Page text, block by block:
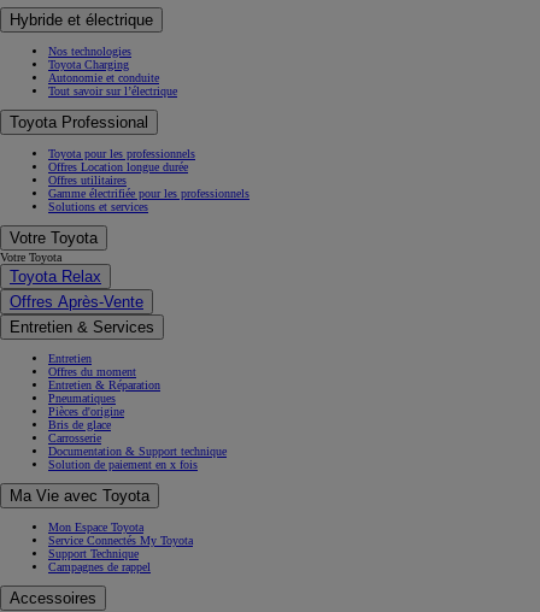
Hybride et électrique
Nos technologies
Toyota Charging
Autonomie et conduite
Tout savoir sur l’électrique
Toyota Professional
Toyota pour les professionnels
Offres Location longue durée
Offres utilitaires
Gamme électrifiée pour les professionnels
Solutions et services
Votre Toyota
Votre Toyota
Toyota Relax
Offres Après-Vente
Entretien & Services
Entretien
Offres du moment
Entretien & Réparation
Pneumatiques
Pièces d'origine
Bris de glace
Carrosserie
Documentation & Support technique
Solution de paiement en x fois
Ma Vie avec Toyota
Mon Espace Toyota
Service Connectés My Toyota
Support Technique
Campagnes de rappel
Accessoires